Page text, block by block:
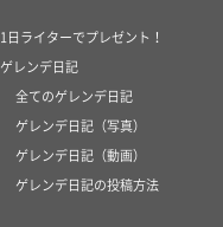
1日ライターでプレゼント！
ゲレンデ日記
全てのゲレンデ日記
ゲレンデ日記（写真）
ゲレンデ日記（動画）
ゲレンデ日記の投稿方法